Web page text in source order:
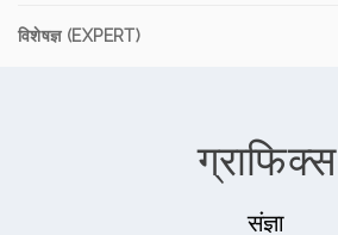
विशेषज्ञ (EXPERT)
ग्राफिक्स
संज्ञा